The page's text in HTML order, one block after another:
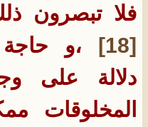
فلا تبصرون
[18]
،و حاجة
دلالة على
المخلوقات